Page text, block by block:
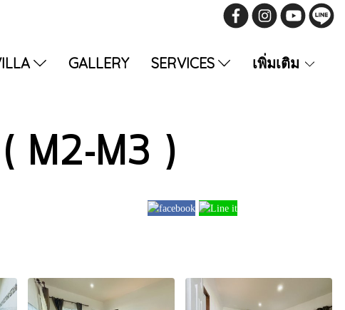
GALLERY SERVICES เพิ่มเติม
M2-M3 )